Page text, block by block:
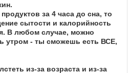
за 4 часа до сна, то
сытости и калорийность
В любом случае, можно
утром - ты сможешь есть ВСЕ,
из-за возраста и из-за